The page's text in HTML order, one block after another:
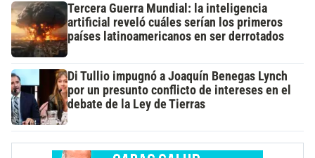
Tercera Guerra Mundial: la inteligencia
artificial reveló cuáles serían los primeros
países latinoamericanos en ser derrotados
Di Tullio impugnó a Joaquín Benegas Lynch
por un presunto conflicto de intereses en el
debate de la Ley de Tierras